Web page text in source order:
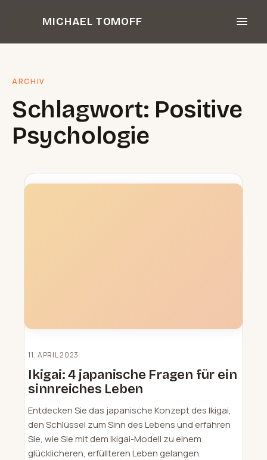
MICHAEL TOMOFF
ARCHIV
Schlagwort: Positive
Psychologie
11. APRIL 2023
Ikigai: 4 japanische Fragen für ein
sinnreiches Leben
Entdecken Sie das japanische Konzept des Ikigai,
den Schlüssel zum Sinn des Lebens und erfahren
Sie, wie Sie mit dem Ikigai-Modell zu einem
glücklicheren, erfüllteren Leben gelangen.